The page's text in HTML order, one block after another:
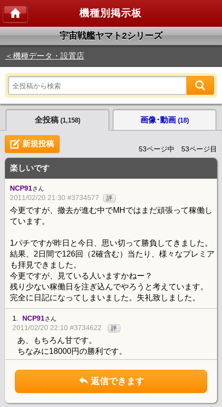
機種別掲示板
宇宙戦艦ヤマト2シリーズ
＜機種データ・設置店
全投稿 (1,158) 画像･動画 (18)
新規投稿
53ページ中 53ページ目
楽しいです
NCP91さん
2011/02/20 21:30 #3734577 評
今更ですが、撤去が進む中でMHではまだ頑張って稼働し
ています。
1パチですが昨日と今日、思い切って勝負してきました。
結果、2日間で126回（2確含む）当たり、様々なプレミア
も拝見できました。
今更ですが、見ている人いますかねー？
残り少ない稼働日を注ぎ込んでやろうと考えています。
完全に日記になってしまいました。失礼致しました。
1. NCP91さん
2011/02/20 22:10 #3734622 評
あ、もちろん甘です。
ちなみに18000円の勝利です。
返信できます